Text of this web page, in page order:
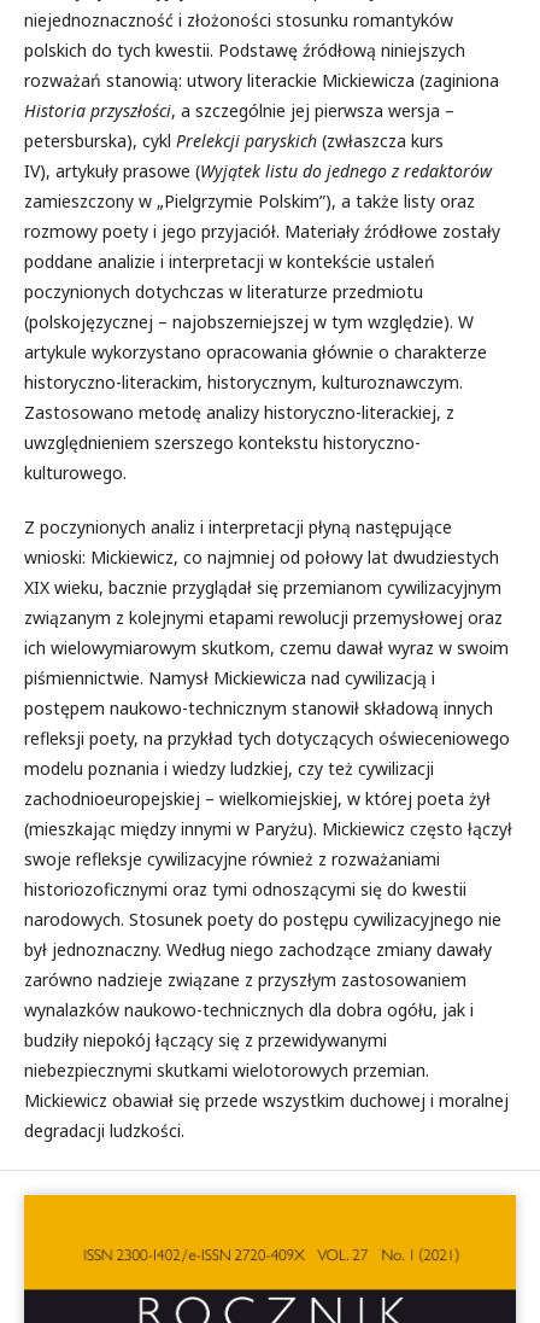
niejednoznaczność i złożoności stosunku romantyków
polskich do tych kwestii. Podstawę źródłową niniejszych
rozważań stanowią: utwory literackie Mickiewicza (zaginiona
Historia przyszłości, a szczególnie jej pierwsza wersja –
petersburska), cykl Prelekcji paryskich (zwłaszcza kurs
IV), artykuły prasowe (Wyjątek listu do jednego z redaktorów
zamieszczony w „Pielgrzymie Polskim”), a także listy oraz
rozmowy poety i jego przyjaciół. Materiały źródłowe zostały
poddane analizie i interpretacji w kontekście ustaleń
poczynionych dotychczas w literaturze przedmiotu
(polskojęzycznej – najobszerniejszej w tym względzie). W
artykule wykorzystano opracowania głównie o charakterze
historyczno-literackim, historycznym, kulturoznawczym.
Zastosowano metodę analizy historyczno-literackiej, z
uwzględnieniem szerszego kontekstu historyczno-
kulturowego.
Z poczynionych analiz i interpretacji płyną następujące
wnioski: Mickiewicz, co najmniej od połowy lat dwudziestych
XIX wieku, bacznie przyglądał się przemianom cywilizacyjnym
związanym z kolejnymi etapami rewolucji przemysłowej oraz
ich wielowymiarowym skutkom, czemu dawał wyraz w swoim
piśmiennictwie. Namysł Mickiewicza nad cywilizacją i
postępem naukowo-technicznym stanowił składową innych
refleksji poety, na przykład tych dotyczących oświeceniowego
modelu poznania i wiedzy ludzkiej, czy też cywilizacji
zachodnioeuropejskiej – wielkomiejskiej, w której poeta żył
(mieszkając między innymi w Paryżu). Mickiewicz często łączył
swoje refleksje cywilizacyjne również z rozważaniami
historiozoficznymi oraz tymi odnoszącymi się do kwestii
narodowych. Stosunek poety do postępu cywilizacyjnego nie
był jednoznaczny. Według niego zachodzące zmiany dawały
zarówno nadzieje związane z przyszłym zastosowaniem
wynalazków naukowo-technicznych dla dobra ogółu, jak i
budziły niepokój łączący się z przewidywanymi
niebezpiecznymi skutkami wielotorowych przemian.
Mickiewicz obawiał się przede wszystkim duchowej i moralnej
degradacji ludzkości.